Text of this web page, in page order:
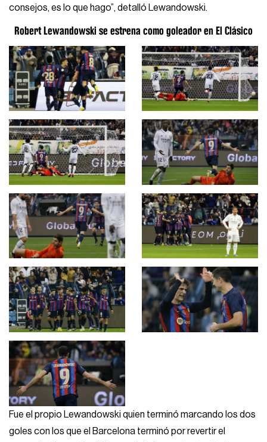
consejos, es lo que hago”, detalló Lewandowski.
Robert Lewandowski se estrena como goleador en El Clásico
Fue el propio Lewandowski quien terminó marcando los dos
goles con los que el Barcelona terminó por revertir el